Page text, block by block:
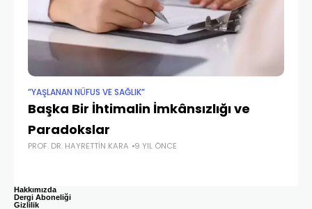
”YAŞLANAN NÜFUS VE SAĞLIK”
Başka Bir İhtimalin İmkânsızlığı ve
Paradokslar
PROF. DR. HAYRETTIN KARA 9 YIL ÖNCE
Hakkımızda
Dergi Aboneliği
Gizlilik